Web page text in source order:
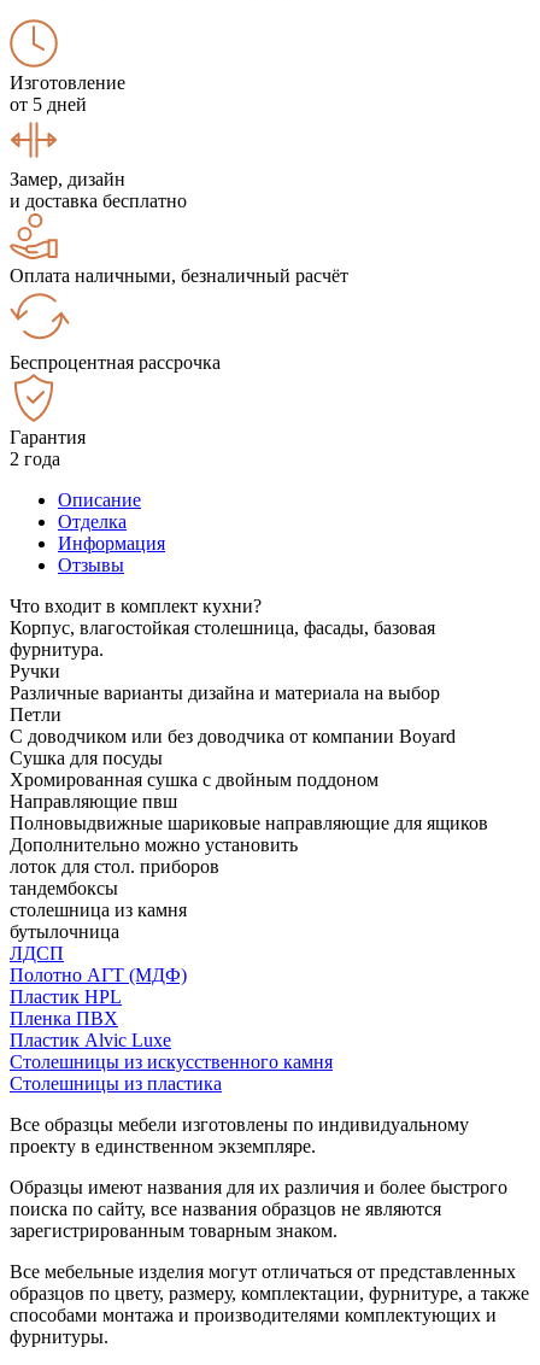
Изготовление
от 5 дней
Замер, дизайн
и доставка бесплатно
Оплата наличными, безналичный расчёт
Беспроцентная рассрочка
Гарантия
2 года
Описание
Отделка
Информация
Отзывы
Что входит в комплект кухни?
Корпус, влагостойкая столешница, фасады, базовая
фурнитура.
Ручки
Различные варианты дизайна и материала на выбор
Петли
С доводчиком или без доводчика от компании Boyard
Сушка для посуды
Хромированная сушка с двойным поддоном
Направляющие пвш
Полновыдвижные шариковые направляющие для ящиков
Дополнительно можно установить
лоток для стол. приборов
тандембоксы
столешница из камня
бутылочница
ЛДСП
Полотно АГТ (МДФ)
Пластик HPL
Пленка ПВХ
Пластик Alvic Luxe
Столешницы из искусственного камня
Столешницы из пластика
Все образцы мебели изготовлены по индивидуальному
проекту в единственном экземпляре.
Образцы имеют названия для их различия и более быстрого
поиска по сайту, все названия образцов не являются
зарегистрированным товарным знаком.
Все мебельные изделия могут отличаться от представленных
образцов по цвету, размеру, комплектации, фурнитуре, а также
способами монтажа и производителями комплектующих и
фурнитуры.